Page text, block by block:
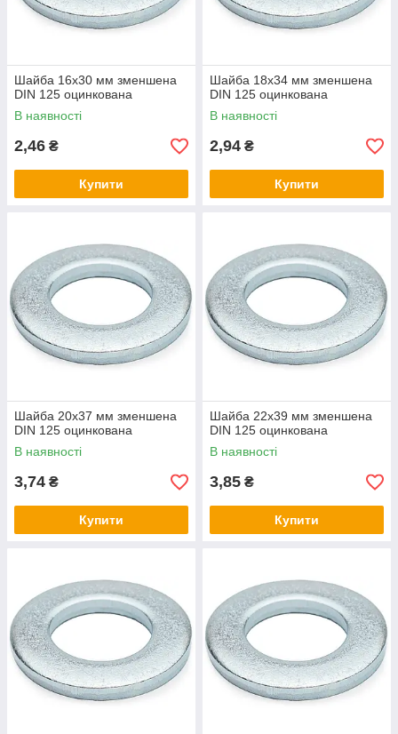
Шайба 16х30 мм зменшена
DIN 125 оцинкована
В наявності
2,46 ₴
Купити
Шайба 18х34 мм зменшена
DIN 125 оцинкована
В наявності
2,94 ₴
Купити
Шайба 20х37 мм зменшена
DIN 125 оцинкована
В наявності
3,74 ₴
Купити
Шайба 22х39 мм зменшена
DIN 125 оцинкована
В наявності
3,85 ₴
Купити